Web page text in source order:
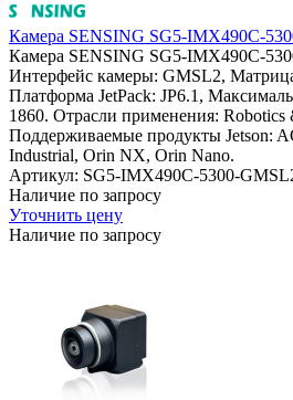
Камера SENSING SG5-IMX490C-
Камера SENSING SG5-IMX490C-
Интерфейс камеры: GMSL2,
Платформа JetPack: JP6.1,
1860. Отрасли применения:
Поддерживаемые продукты Jetson:
Industrial, Orin NX, Orin Nano.
Артикул: SG5-IMX490C-5300-
Наличие по запросу
Уточнить цену
Наличие по запросу